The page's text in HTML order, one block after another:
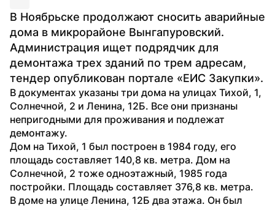
В Ноябрьске продолжают сносить аварийные
дома в микрорайоне Вынгапуровский.
Администрация ищет подрядчик для
демонтажа трех зданий по трем адресам,
тендер опубликован портале «ЕИС Закупки».
В документах указаны три дома на улицах Тихой, 1,
Солнечной, 2 и Ленина, 12Б. Все они признаны
непригодными для проживания и подлежат
демонтажу.
Дом на Тихой, 1 был построен в 1984 году, его
площадь составляет 140,8 кв. метра. Дом на
Солнечной, 2 тоже одноэтажный, 1985 года
постройки. Площадь составляет 376,8 кв. метра.
В доме на улице Ленина, 12Б два этажа. Он был